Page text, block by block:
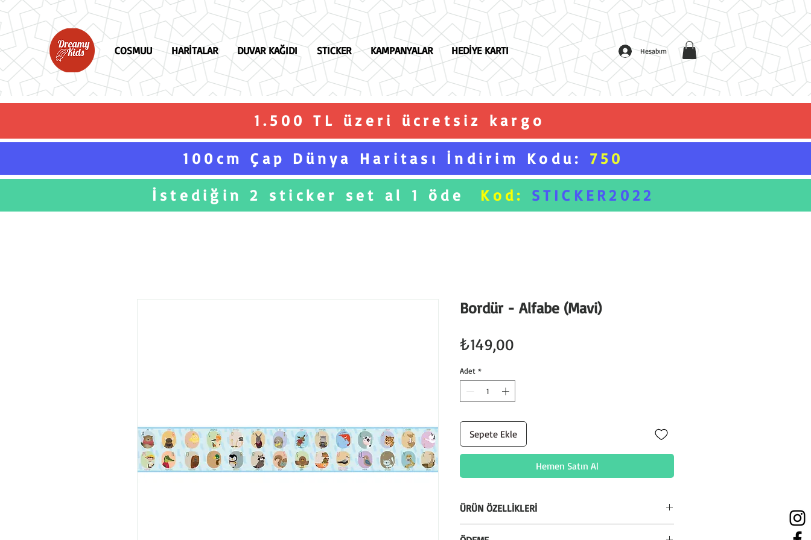
COSMUU HARİTALAR DUVAR KAĞIDI STICKER KAMPANYALAR HEDİYE KARTI Hesabım
1.500 TL üzeri ücretsiz kargo
100cm Çap Dünya Haritası İndirim Kodu: 750
İstediğin 2 sticker set al 1 öde Kod: STICKER2022
Bordür - Alfabe (Mavi)
₺149,00
Adet *
Sepete Ekle
Hemen Satın Al
ÜRÜN ÖZELLİKLERİ